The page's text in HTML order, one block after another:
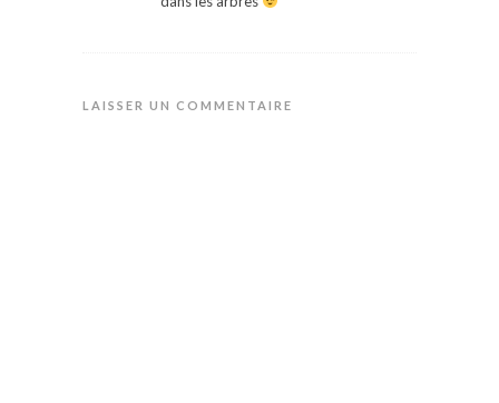
LAISSER UN COMMENTAIRE